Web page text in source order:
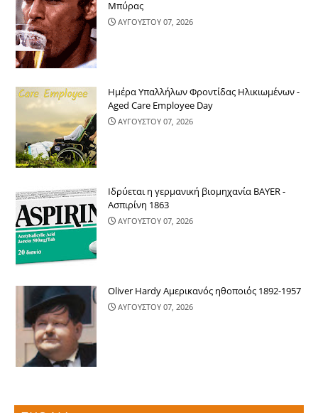
Μπύρας
ΑΥΓΟΥΣΤΟΥ 07, 2026
Ημέρα Υπαλλήλων Φροντίδας Ηλικιωμένων -
Aged Care Employee Day
ΑΥΓΟΥΣΤΟΥ 07, 2026
Ιδρύεται η γερμανική βιομηχανία BAYER -
Ασπιρίνη 1863
ΑΥΓΟΥΣΤΟΥ 07, 2026
Oliver Hardy Αμερικανός ηθοποιός 1892-1957
ΑΥΓΟΥΣΤΟΥ 07, 2026